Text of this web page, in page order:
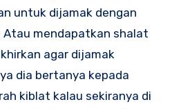
untuk dijamak dengan
Atau mendapatkan shalat
agar dijamak
dia bertanya kepada
kiblat kalau sekiranya di